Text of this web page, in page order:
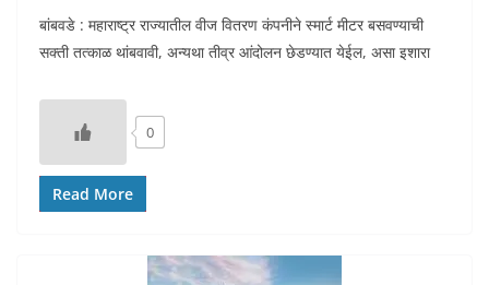
बांबवडे : महाराष्ट्र राज्यातील वीज वितरण कंपनीने स्मार्ट मीटर बसवण्याची
सक्ती तत्काळ थांबवावी, अन्यथा तीव्र आंदोलन छेडण्यात येईल, असा इशारा
0
Read More